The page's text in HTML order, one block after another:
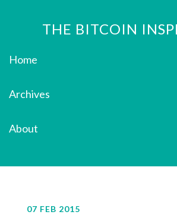
THE BITCOIN
Home
Archives
About
07 FEB 2015